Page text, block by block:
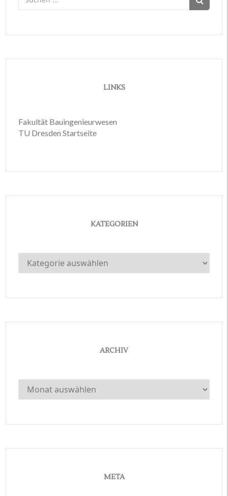
nach:
LINKS
Fakultät Bauingenieurwesen
TU Dresden Startseite
KATEGORIEN
Kategorien
ARCHIV
Archiv
META